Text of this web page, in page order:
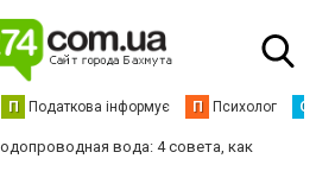
П Податкова інформує П Психолог С
вода: 4 совета, как